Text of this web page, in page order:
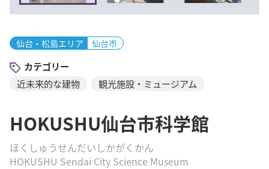
仙台・松島エリア 仙台市
カテゴリー
近未来的な建物
観光施設・ミュージアム
HOKUSHU仙台市科学館
ほくしゅうせんだいしかがくかん
HOKUSHU Sendai City Science Museum